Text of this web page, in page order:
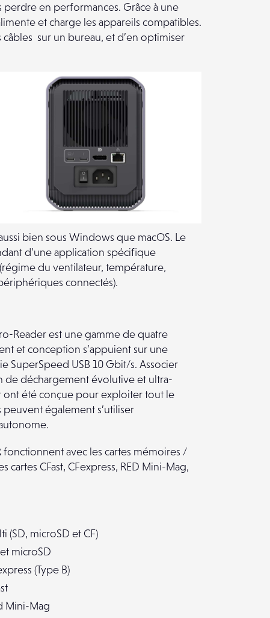
perdre en performances. Grâce à une
et charge les appareils compatibles.
sur un bureau, et d’en optimiser
bien sous Windows que macOS. Le
d’une application spécifique
du ventilateur, température,
connectés).
Reader est une gamme de quatre
et conception s’appuient sur une
SuperSpeed USB 10 Gbit/s. Associer
de déchargement évolutive et ultra-
ont été conçue pour exploiter tout le
peuvent également s’utiliser
fonctionnent avec les cartes mémoires /
CFast, CFexpress, RED Mini-Mag,
(SD, microSD et CF)
microSD
(Type B)
Mini-Mag